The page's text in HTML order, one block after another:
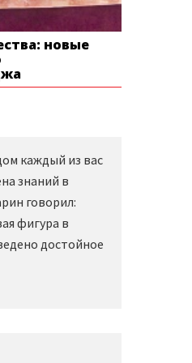
новые
каждый из вас
знаний в
говорил:
фигура в
достойное